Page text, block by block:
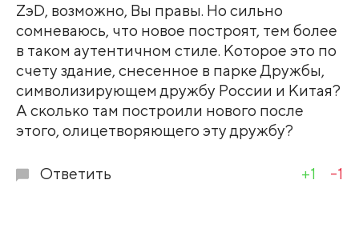
ZэD, возможно, Вы правы. Но сильно
сомневаюсь, что новое построят, тем более
в таком аутентичном стиле. Которое это по
счету здание, снесенное в парке Дружбы,
символизирующем дружбу России и Китая?
А сколько там построили нового после
этого, олицетворяющего эту дружбу?
Ответить +1 -1